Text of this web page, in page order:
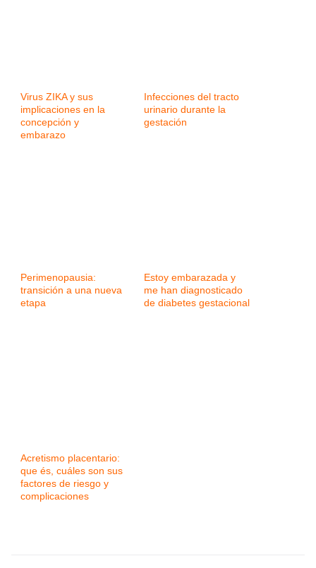
Virus ZIKA y sus
implicaciones en la
concepción y
embarazo
Infecciones del tracto
urinario durante la
gestación
Perimenopausia:
transición a una nueva
etapa
Estoy embarazada y
me han diagnosticado
de diabetes gestacional
Acretismo placentario:
que és, cuáles son sus
factores de riesgo y
complicaciones